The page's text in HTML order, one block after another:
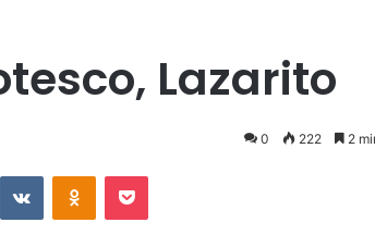
Lazarito
0 222 2
VKontakteOdnoklassniki
Pocket